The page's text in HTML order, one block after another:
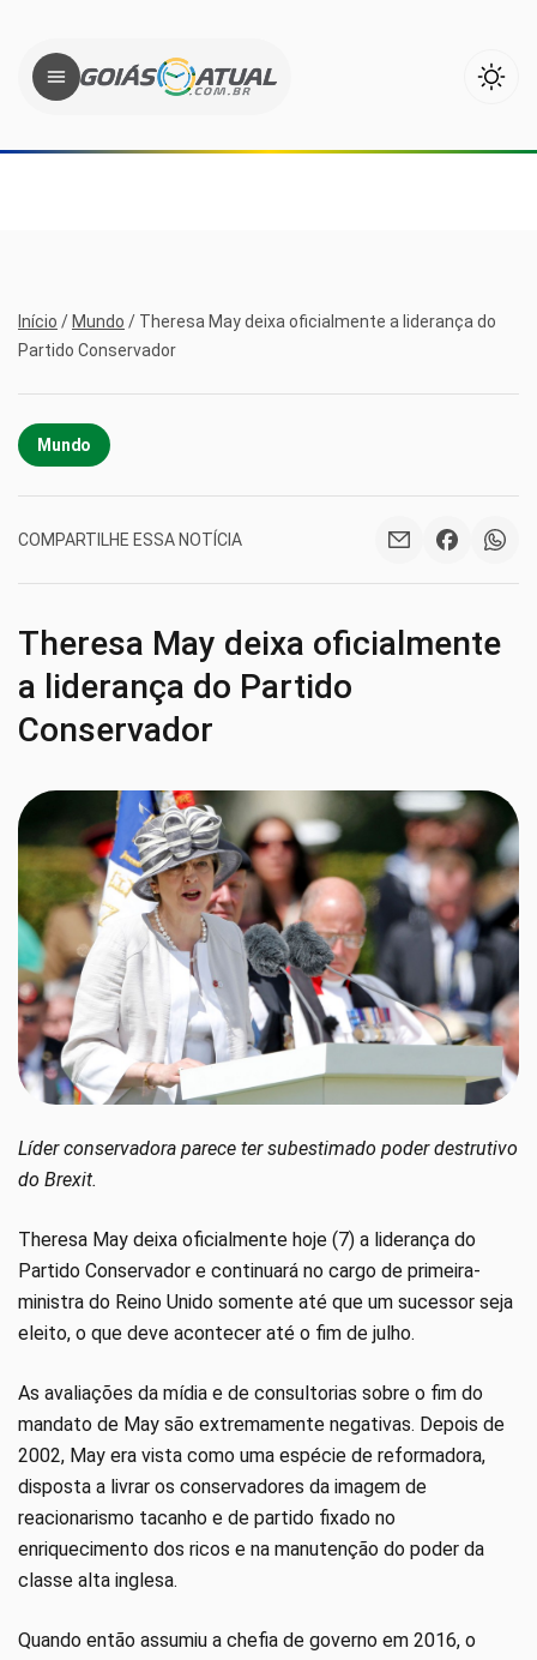
Início / Mundo / Theresa May deixa oficialmente a liderança do
Partido Conservador
Mundo
COMPARTILHE ESSA NOTÍCIA
Theresa May deixa oficialmente
a liderança do Partido
Conservador
Líder conservadora parece ter subestimado poder destrutivo
do Brexit.
Theresa May deixa oficialmente hoje (7) a liderança do
Partido Conservador e continuará no cargo de primeira-
ministra do Reino Unido somente até que um sucessor seja
eleito, o que deve acontecer até o fim de julho.
As avaliações da mídia e de consultorias sobre o fim do
mandato de May são extremamente negativas. Depois de
2002, May era vista como uma espécie de reformadora,
disposta a livrar os conservadores da imagem de
reacionarismo tacanho e de partido fixado no
enriquecimento dos ricos e na manutenção do poder da
classe alta inglesa.
Quando então assumiu a chefia de governo em 2016, o